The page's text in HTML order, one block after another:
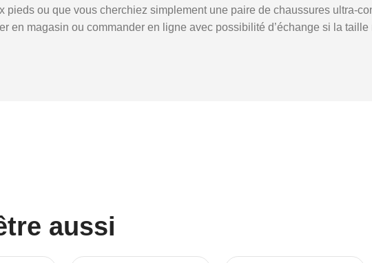
pieds ou que vous cherchiez simplement une paire de chaussures ultra-
en magasin ou commander en ligne avec possibilité d’échange si la taille
aussi